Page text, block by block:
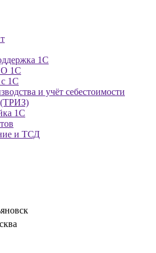
1С
1С
1С
и учёт себестоимости
1С
и ТСД